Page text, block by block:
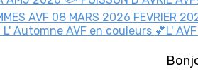
AVF 08 MARS 2026 FEVRIER
L' Automne AVF en couleurs 💕L'